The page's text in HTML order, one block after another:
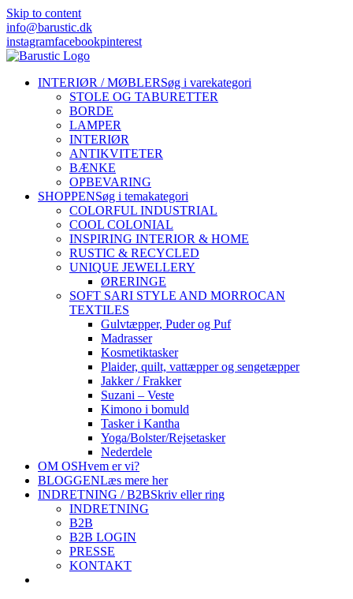
Skip to content
info@barustic.dk
instagramfacebookpinterest
INTERIØR / MØBLERSøg i varekategori
STOLE OG TABURETTER
BORDE
LAMPER
INTERIØR
ANTIKVITETER
BÆNKE
OPBEVARING
SHOPPENSøg i temakategori
COLORFUL INDUSTRIAL
COOL COLONIAL
INSPIRING INTERIOR & HOME
RUSTIC & RECYCLED
UNIQUE JEWELLERY
ØRERINGE
SOFT SARI STYLE AND MORROCAN
TEXTILES
Gulvtæpper, Puder og Puf
Madrasser
Kosmetiktasker
Plaider, quilt, vattæpper og sengetæpper
Jakker / Frakker
Suzani – Veste
Kimono i bomuld
Tasker i Kantha
Yoga/Bolster/Rejsetasker
Nederdele
OM OSHvem er vi?
BLOGGENLæs mere her
INDRETNING / B2BSkriv eller ring
INDRETNING
B2B
B2B LOGIN
PRESSE
KONTAKT